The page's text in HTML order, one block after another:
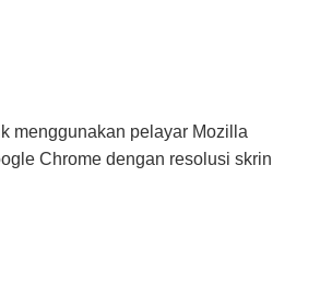
menggunakan pelayar Mozilla
Chrome dengan resolusi skrin